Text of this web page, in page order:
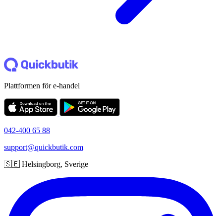
Plattformen för e-handel
042-400 65 88
support@quickbutik.com
🇸🇪 Helsingborg, Sverige